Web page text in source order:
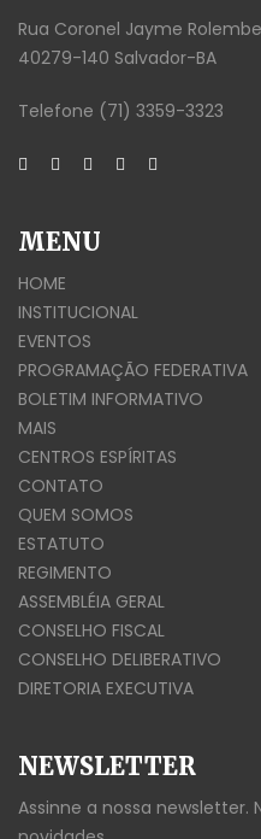
Rua Coronel Jayme
40279-140 Salvador-BA
Telefone (71) 3359-3323
MENU
HOME
INSTITUCIONAL
EVENTOS
PROGRAMAÇÃO FEDERATIVA
BOLETIM INFORMATIVO
MAIS
CENTROS ESPÍRITAS
CONTATO
QUEM SOMOS
ESTATUTO
REGIMENTO
ASSEMBLÉIA GERAL
CONSELHO FISCAL
CONSELHO DELIBERATIVO
DIRETORIA EXECUTIVA
NEWSLETTER
Assinne a nossa newsletter.